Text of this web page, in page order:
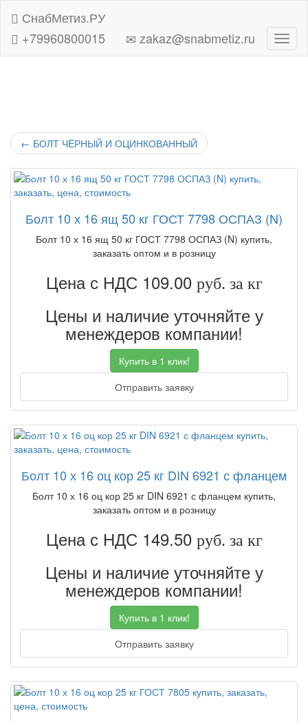
СнабМетиз.РУ
+79960800015
zakaz@snabmetiz.ru
← БОЛТ ЧЁРНЫЙ И ОЦИНКОВАННЫЙ
Болт 10 х 16 ящ 50 кг ГОСТ 7798 ОСПАЗ (N)
Болт 10 х 16 ящ 50 кг ГОСТ 7798 ОСПАЗ (N) купить,
заказать оптом и в розницу
Цена с НДС 109.00 руб. за кг
Цены и наличие уточняйте у
менеждеров компании!
Купить в 1 клик!
Отправить заявку
Болт 10 х 16 оц кор 25 кг DIN 6921 с фланцем
Болт 10 х 16 оц кор 25 кг DIN 6921 с фланцем купить,
заказать оптом и в розницу
Цена с НДС 149.50 руб. за кг
Цены и наличие уточняйте у
менеждеров компании!
Купить в 1 клик!
Отправить заявку